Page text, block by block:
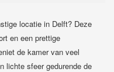
locatie in Delft? Deze
en een prettige
de kamer van veel
lichte sfeer gedurende de